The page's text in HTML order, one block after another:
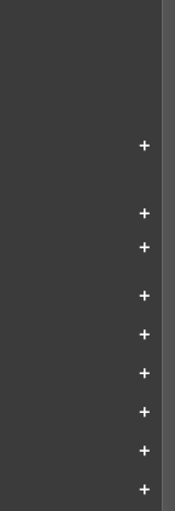
add
add
add
add
add
add
add
add
add